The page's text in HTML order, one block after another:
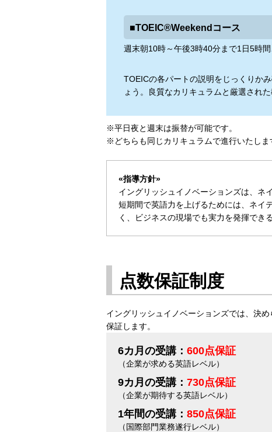
■TOEIC®Weekendコース
週末朝10時～午後3時40分まで1日5時間
TOEICの各パートの説明をじっくりか
ょう。良質なカリキュラムと厳選され
※平日夜と週末は振替が可能です。
※どちらも同じカリキュラムで進行いたしま
«指導方針»
イングリッシュイノベーションズは、ネ
短期間で英語力を上げるためには、ネイ
く、ビジネスの現場でも実力を発揮でき
点数保証制度
イングリッシュイノベーションズでは、決
保証します。
6カ月の受講： 600点保証
（企業が求める英語レベル）
9カ月の受講： 730点保証
（企業が期待する英語レベル）
1年間の受講： 850点保証
（国際部門業務遂行レベル）